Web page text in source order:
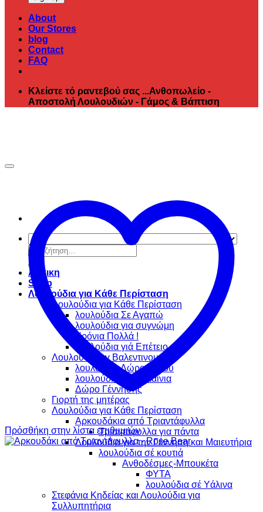
About
Our Stores
blog
Contact
FAQ
Κλείστε τό ραντεβού σας ...Ανθοπωλείο -
Αποστολή Λουλουδιών - Γάμος & Βάπτιση
Αναζήτηση
για:
Αρχικη
Shop
Λουλούδια για Κάθε Περίσταση
Λουλούδια για Κάθε Περίσταση
λουλούδια Σε Αγαπώ
λουλούδια για συγνώμη
Χρόνια Πολλά !
λουλούδια γιά Επέτειο
Λουλουδια Αγ Βαλεντινου
λουλούδια Δώρο Γάμου
λουλούδια για Εγκαίνια
Δώρο Γέννησης
Γιορτή της μητέρας
Λουλούδια για Κάθε Περίσταση
Αρκουδάκια από Τριαντάφυλλα
Τριαντάφυλλα για πάντα
Λουλούδια για την Γέννηση και Μαιευτήρια
λουλούδια σέ κουτιά
Ανθοδέσμες-Μπουκέτα
ΦΥΤΑ
λουλούδια σέ Υάλινα
Στεφάνια Κηδείας και Λουλούδια για
Συλλυπητήρια
Πρόσθήκη στην λίστα επιθυμιών